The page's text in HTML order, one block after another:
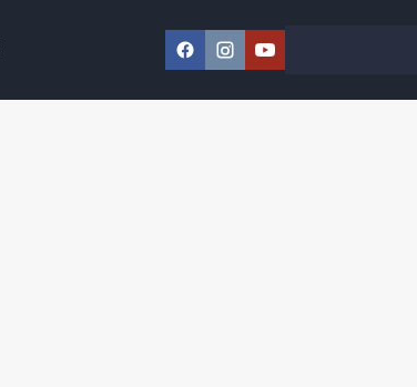
Facebook
Instagram
YouTube
Szukaj w serwisie